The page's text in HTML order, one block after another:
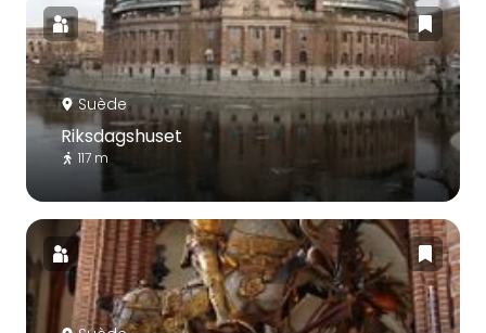
Suède
Riksdagshuset
117 m